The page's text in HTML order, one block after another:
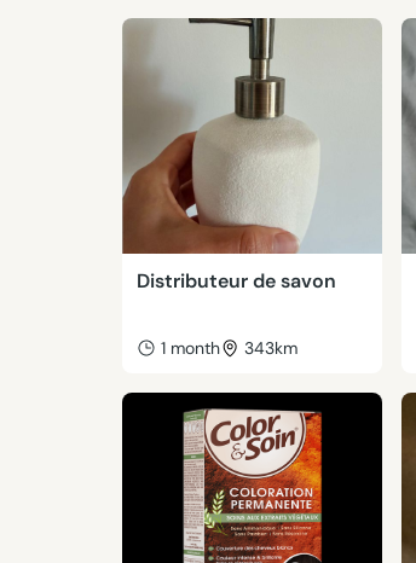
Distributeur de savon
1 month 343km